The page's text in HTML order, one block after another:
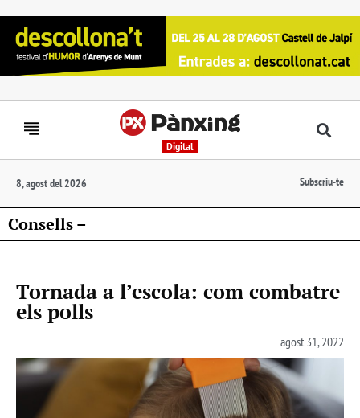
Digital
8, agost del 2026 Subscriu-te
Consells –
Tornada a l’escola: com combatre
els polls
agost 31, 2022